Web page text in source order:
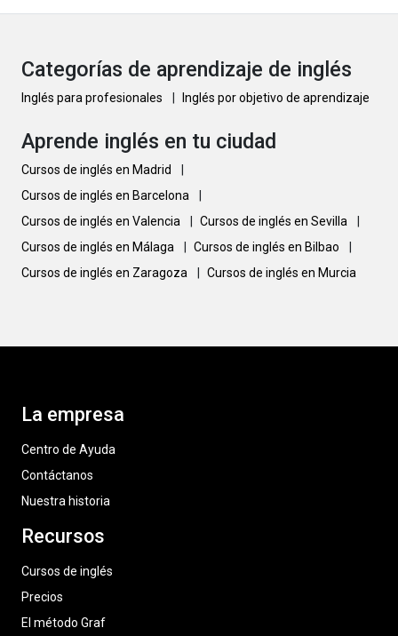
Categorías de aprendizaje de inglés
Inglés para profesionales Inglés por objetivo de aprendizaje
Aprende inglés en tu ciudad
Cursos de inglés en Madrid
Cursos de inglés en Barcelona
Cursos de inglés en Valencia
Cursos de inglés en Sevilla
Cursos de inglés en Málaga
Cursos de inglés en Bilbao
Cursos de inglés en Zaragoza
Cursos de inglés en Murcia
La empresa
Centro de Ayuda
Contáctanos
Nuestra historia
Recursos
Cursos de inglés
Precios
El método Graf